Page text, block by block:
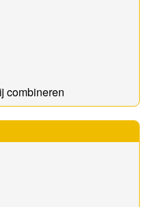
combineren